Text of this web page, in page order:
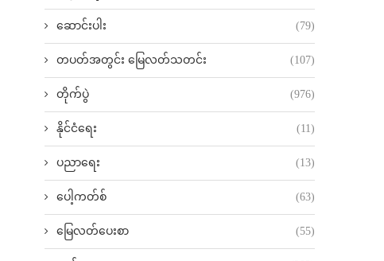
ဆောင်းပါး (79)
တပတ်အတွင်း မြေလတ်သတင်း (107)
တိုက်ပွဲ (976)
နိုင်ငံရေး (11)
ပညာရေး (13)
ပေါ့ကတ်စ် (63)
မြေလတ်ပေးစာ (55)